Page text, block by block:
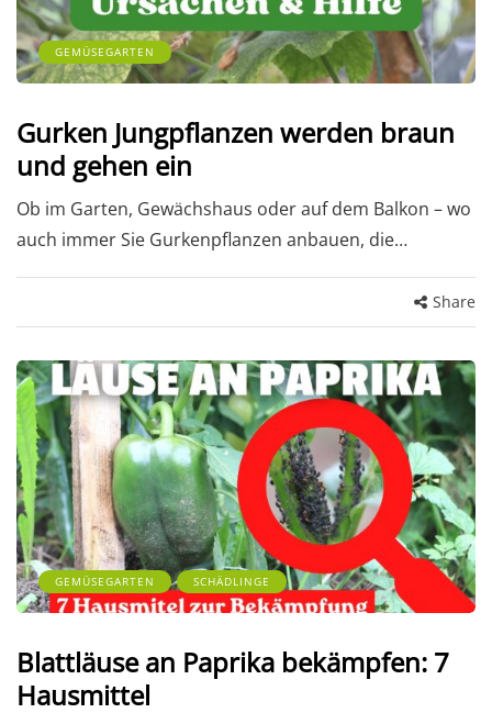
GEMÜSEGARTEN
Gurken Jungpflanzen werden braun
und gehen ein
Ob im Garten, Gewächshaus oder auf dem Balkon – wo
auch immer Sie Gurkenpflanzen anbauen, die…
Share
GEMÜSEGARTEN SCHÄDLINGE
Blattläuse an Paprika bekämpfen: 7
Hausmittel